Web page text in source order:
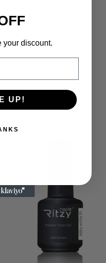
your discount.
UP!